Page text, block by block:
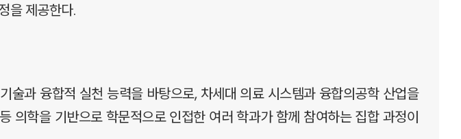
을 제공한다.
과 융합적 실천 능력을 바탕으로, 차세대 의료 시스템과 융합의공학 산업을
의학을 기반으로 학문적으로 인접한 여러 학과가 함께 참여하는 집합 과정이